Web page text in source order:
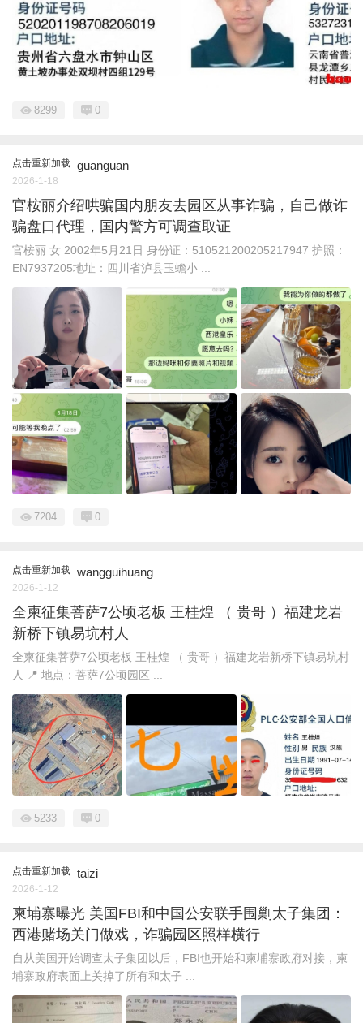
8299 0
点击重新加载 guanguan
2026-1-18
官桉丽介绍哄骗国内朋友去园区从事诈骗，自己做诈
骗盘口代理，国内警方可调查取证
官桉丽 女 2002年5月21日 身份证：510521200205217947 护照：
EN7937205地址：四川省泸县玉蟾小 ...
7204 0
点击重新加载 wangguihuang
2026-1-12
全柬征集菩萨7公顷老板 王桂煌 （ 贵哥 ）福建龙岩
新桥下镇易坑村人
全柬征集菩萨7公顷老板 王桂煌 （ 贵哥 ）福建龙岩新桥下镇易坑村
人 📍 地点：菩萨7公顷园区 ...
5233 0
点击重新加载 taizi
2026-1-12
柬埔寨曝光 美国FBI和中国公安联手围剿太子集团：
西港赌场关门做戏，诈骗园区照样横行
自从美国开始调查太子集团以后，FBI也开始和柬埔寨政府对接，柬
埔寨政府表面上关掉了所有和太子 ...